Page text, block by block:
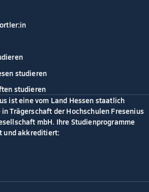
studieren
studieren
ist eine vom Land Hessen staatlich
Trägerschaft der Hochschulen Fresenius
mbH. Ihre Studienprogramme
und akkreditiert: